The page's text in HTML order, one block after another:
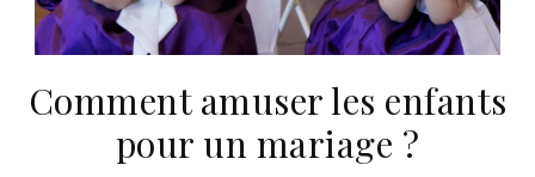
Comment amuser les enfants
pour un mariage ?